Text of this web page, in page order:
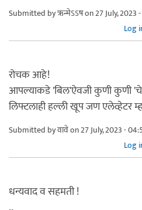
Submitted byऋन्मेऽऽषon 27 July, 2023
Log
रोचक आहे!
आपल्याकडे 'बिल'ऐवजी कुणी कुणी
लिफ्टलाही हल्ली खूप जण एलेव्हेटर
Submitted byवावेon 27 July, 2023 -
Log
धन्यवाद व सहमती !